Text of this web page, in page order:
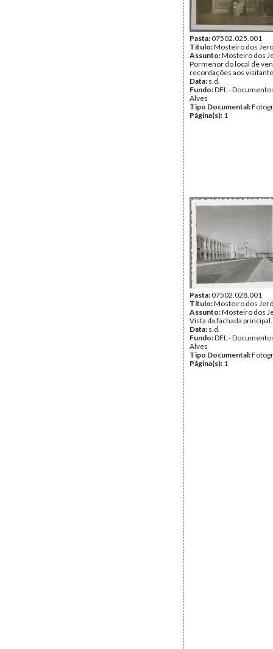
Pasta:07502.025.001
Título:Mosteiro dos
Assunto:Mosteiro dos
Pormenor do local de
recordações aos
Data: s.d.
Fundo:DFL -
Alves
Tipo Documental:
Página(s): 1
Pasta:07502.028.001
Título:Mosteiro dos
Assunto:Mosteiro dos
Vista da fachada principal.
Data: s.d.
Fundo:DFL -
Alves
Tipo Documental:
Página(s): 1